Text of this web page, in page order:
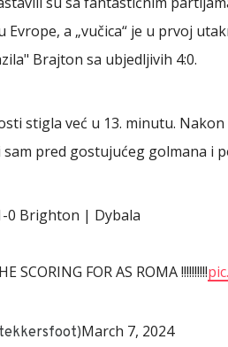
Evrope, a „vučica“ je u prvoj
Brajton sa ubjedljivih 4:0.
stigla već u 13. minutu.
pred gostujućeg golmana i
0 Brighton | Dybala
SCORING FOR AS ROMA !!!!!!!!!!
March 7, 2024